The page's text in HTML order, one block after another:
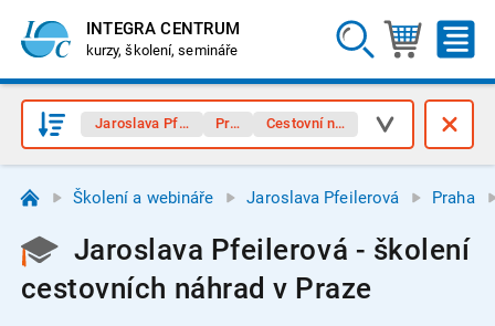
INTEGRA CENTRUM
kurzy, školení, semináře
Jaroslava PfeilerováPraha Cestovní náhrady
Školení a webináře Jaroslava Pfeilerová Praha
Jaroslava Pfeilerová - školení
cestovních náhrad v Praze